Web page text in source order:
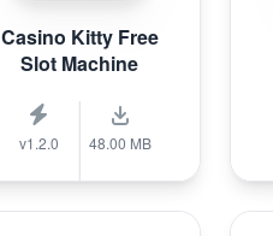
Casino Kitty Free
Slot Machine
v1.2.0 48.00 MB